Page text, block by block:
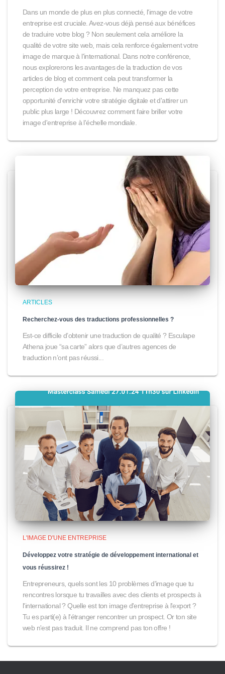
Dans un monde de plus en plus connecté, l'image de votre
entreprise est cruciale. Avez-vous déjà pensé aux bénéfices
de traduire votre blog ? Non seulement cela améliore la
qualité de votre site web, mais cela renforce également votre
image de marque à l'international. Dans notre conférence,
nous explorerons les avantages de la traduction de vos
articles de blog et comment cela peut transformer la
perception de votre entreprise. Ne manquez pas cette
opportunité d'enrichir votre stratégie digitale et d'attirer un
public plus large ! Découvrez comment faire briller votre
image d'entreprise à l'échelle mondiale.
ARTICLES
Recherchez-vous des traductions professionnelles ?
Est-ce difficile d’obtenir une traduction de qualité ? Esculape
Athena joue “sa carte” alors que d’autres agences de
traduction n’ont pas réussi...
L'IMAGE D'UNE ENTREPRISE
Développez votre stratégie de développement international et
vous réussirez !
Entrepreneurs, quels sont les 10 problèmes d'image que tu
rencontres lorsque tu travailles avec des clients et prospects à
l'international ? Quelle est ton image d'entreprise à l'export ?
Tu es parti(e) à l'étranger rencontrer un prospect. Or ton site
web n'est pas traduit. Il ne comprend pas ton offre !